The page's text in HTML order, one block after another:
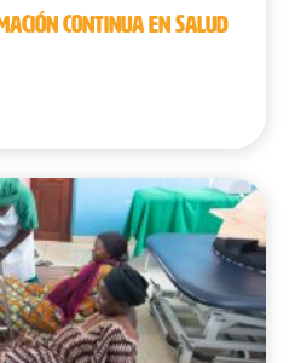
CONTINUA EN SALUD